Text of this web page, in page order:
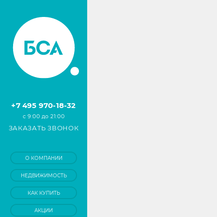
+7 495 970-18-32
с 9:00 до 21:00
ЗАКАЗАТЬ ЗВОНОК
О КОМПАНИИ
НЕДВИЖИМОСТЬ
КАК КУПИТЬ
АКЦИИ